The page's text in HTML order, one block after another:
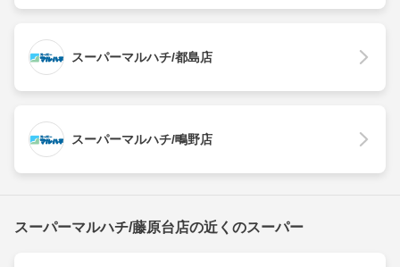
スーパーマルハチ/都島店
スーパーマルハチ/鴫野店
スーパーマルハチ/藤原台店の近くのスーパー